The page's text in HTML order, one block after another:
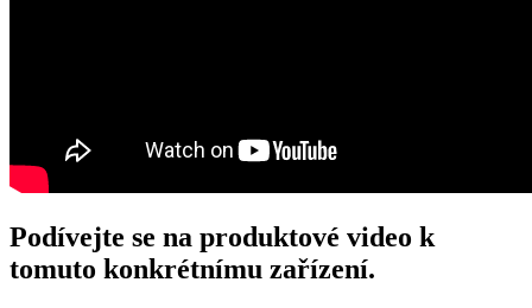
Podívejte se na produktové video k
tomuto konkrétnímu zařízení.